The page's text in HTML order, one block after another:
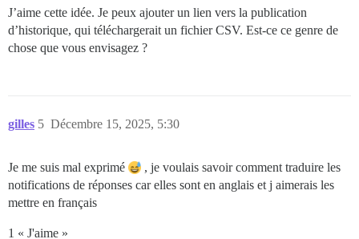
J’aime cette idée. Je peux ajouter un lien vers la publication
d’historique, qui téléchargerait un fichier CSV. Est-ce ce genre de
chose que vous envisagez ?
gilles Décembre 15, 2025, 5:30
5
Je me suis mal exprimé
, je voulais savoir comment traduire les
notifications de réponses car elles sont en anglais et j aimerais les
mettre en français
1 « J'aime »